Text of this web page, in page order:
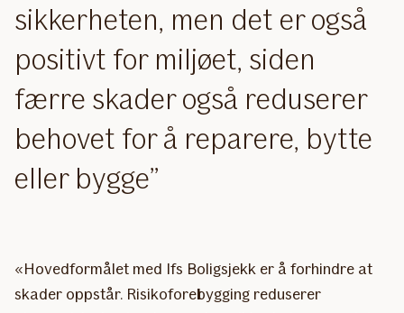
sikkerheten, men det er også
positivt for miljøet, siden
færre skader også reduserer
behovet for å reparere, bytte
eller bygge
«Hovedformålet med Ifs Boligsjekk er å forhindre at
skader oppstår. Risikoforebygging reduserer